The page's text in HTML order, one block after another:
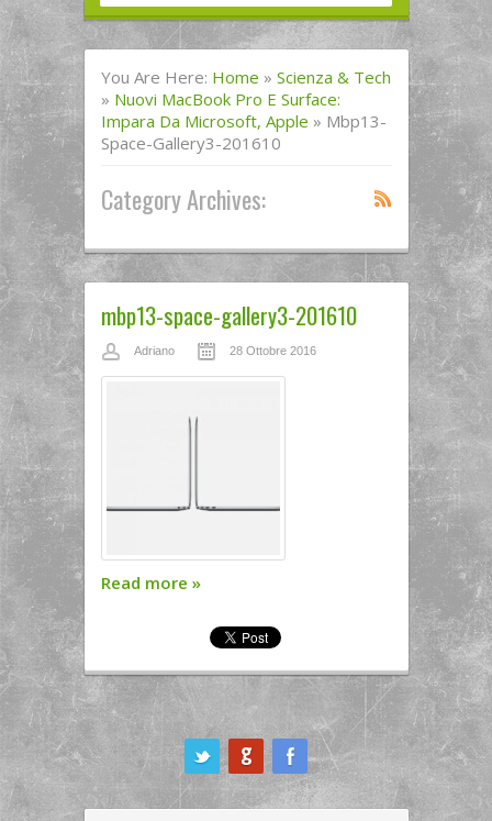
You Are Here: Home » Scienza & Tech
» Nuovi MacBook Pro E Surface:
Impara Da Microsoft, Apple » Mbp13-
Space-Gallery3-201610
Category Archives:
mbp13-space-gallery3-201610
Adriano 28 Ottobre 2016
Read more »